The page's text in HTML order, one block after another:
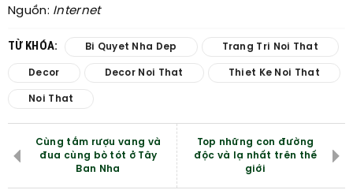
Nguồn: Internet
TỪ KHÓA: Bi Quyet Nha Dep Trang Tri Noi That
Decor Decor Noi That Thiet Ke Noi That
Noi That
Cùng tắm rượu vang và
đua cùng bò tót ở Tây
Ban Nha
Top những con đường
độc và lạ nhất trên thế
giới